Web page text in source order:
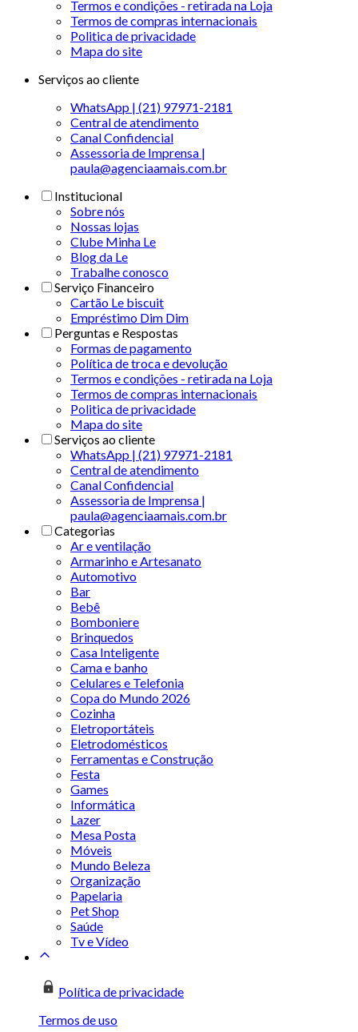
Termos e condições - retirada na Loja
Termos de compras internacionais
Politica de privacidade
Mapa do site
Serviços ao cliente
WhatsApp | (21) 97971-2181
Central de atendimento
Canal Confidencial
Assessoria de Imprensa |
paula@agenciaamais.com.br
Institucional
Sobre nós
Nossas lojas
Clube Minha Le
Blog da Le
Trabalhe conosco
Serviço Financeiro
Cartão Le biscuit
Empréstimo Dim Dim
Perguntas e Respostas
Formas de pagamento
Política de troca e devolução
Termos e condições - retirada na Loja
Termos de compras internacionais
Politica de privacidade
Mapa do site
Serviços ao cliente
WhatsApp | (21) 97971-2181
Central de atendimento
Canal Confidencial
Assessoria de Imprensa |
paula@agenciaamais.com.br
Categorias
Ar e ventilação
Armarinho e Artesanato
Automotivo
Bar
Bebê
Bomboniere
Brinquedos
Casa Inteligente
Cama e banho
Celulares e Telefonia
Copa do Mundo 2026
Cozinha
Eletroportáteis
Eletrodomésticos
Ferramentas e Construção
Festa
Games
Informática
Lazer
Mesa Posta
Móveis
Mundo Beleza
Organização
Papelaria
Pet Shop
Saúde
Tv e Vídeo
Política de privacidade
Termos de uso